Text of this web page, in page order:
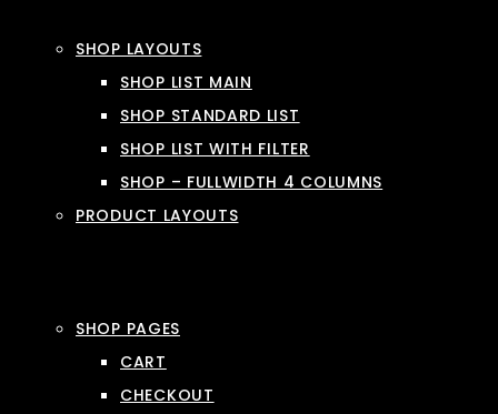
SHOP LAYOUTS
SHOP LIST MAIN
SHOP STANDARD LIST
SHOP LIST WITH FILTER
SHOP – FULLWIDTH 4 COLUMNS
PRODUCT LAYOUTS
SHOP PAGES
CART
CHECKOUT